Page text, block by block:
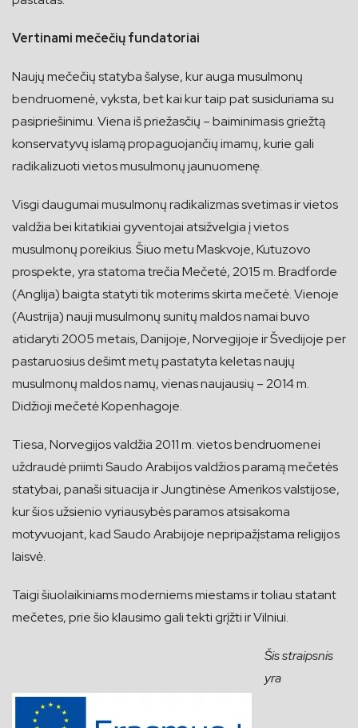
Vertinami mečečių fundatoriai
Naujų mečečių statyba šalyse, kur auga musulmonų
bendruomenė, vyksta, bet kai kur taip pat susiduriama su
pasipriešinimu. Viena iš priežasčių – baiminimasis griežtą
konservatyvų islamą propaguojančių imamų, kurie gali
radikalizuoti vietos musulmonų jaunuomenę.
Visgi daugumai musulmonų radikalizmas svetimas ir vietos
valdžia bei kitatikiai gyventojai atsižvelgia į vietos
musulmonų poreikius. Šiuo metu Maskvoje, Kutuzovo
prospekte, yra statoma trečia Mečetė, 2015 m. Bradforde
(Anglija) baigta statyti tik moterims skirta mečetė. Vienoje
(Austrija) nauji musulmonų sunitų maldos namai buvo
atidaryti 2005 metais, Danijoje, Norvegijoje ir Švedijoje per
pastaruosius dešimt metų pastatyta keletas naujų
musulmonų maldos namų, vienas naujausių – 2014 m.
Didžioji mečetė Kopenhagoje.
Tiesa, Norvegijos valdžia 2011 m. vietos bendruomenei
uždraudė priimti Saudo Arabijos valdžios paramą mečetės
statybai, panaši situacija ir Jungtinėse Amerikos valstijose,
kur šios užsienio vyriausybės paramos atsisakoma
motyvuojant, kad Saudo Arabijoje nepripažįstama religijos
laisvė.
Taigi šiuolaikiniams moderniems miestams ir toliau statant
mečetes, prie šio klausimo gali tekti grįžti ir Vilniui.
Šis straipsnis
yra